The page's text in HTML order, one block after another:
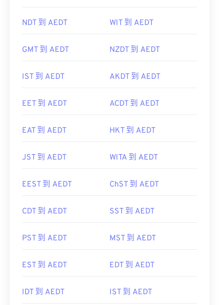
NDT 到 AEDT WIT 到 AEDT
GMT 到 AEDT NZDT 到 AEDT
IST 到 AEDT AKDT 到 AEDT
EET 到 AEDT ACDT 到 AEDT
EAT 到 AEDT HKT 到 AEDT
JST 到 AEDT WITA 到 AEDT
EEST 到 AEDT ChST 到 AEDT
CDT 到 AEDT SST 到 AEDT
PST 到 AEDT MST 到 AEDT
EST 到 AEDT EDT 到 AEDT
IDT 到 AEDT IST 到 AEDT